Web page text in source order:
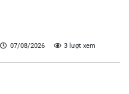
07/08/2026 3 lượt xem